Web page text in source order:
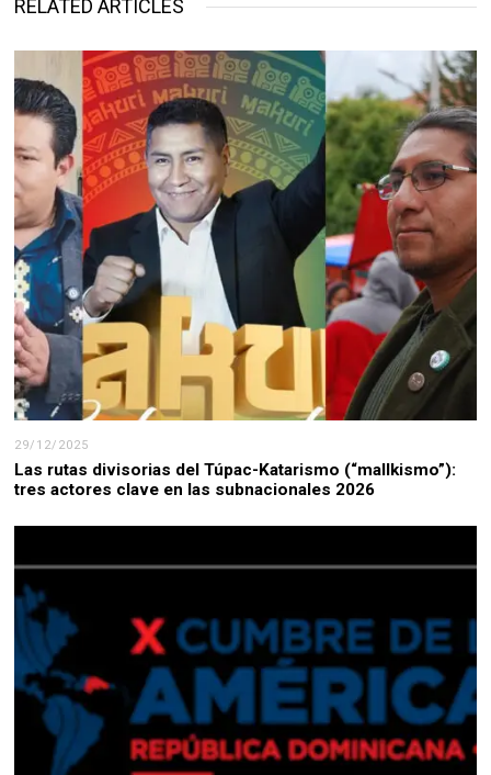
RELATED ARTICLES
29/12/2025
Las rutas divisorias del Túpac-Katarismo (“mallkismo”):
tres actores clave en las subnacionales 2026